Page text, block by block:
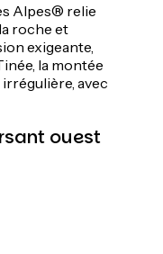
Alpes® relie
roche et
exigeante,
la montée
irrégulière, avec
ouest